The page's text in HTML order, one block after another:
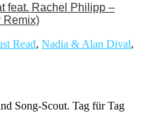
feat. Rachel Philipp –
Remix)
Read, Nadia & Alan Dival,
Song-Scout. Tag für Tag